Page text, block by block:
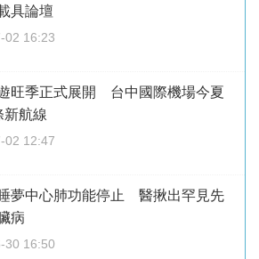
具論壇
02 16:23
旺季正式展開 台中國際機場今夏
新航線
02 12:47
夢中心肺功能停止 醫揪出罕見先
病
30 16:50